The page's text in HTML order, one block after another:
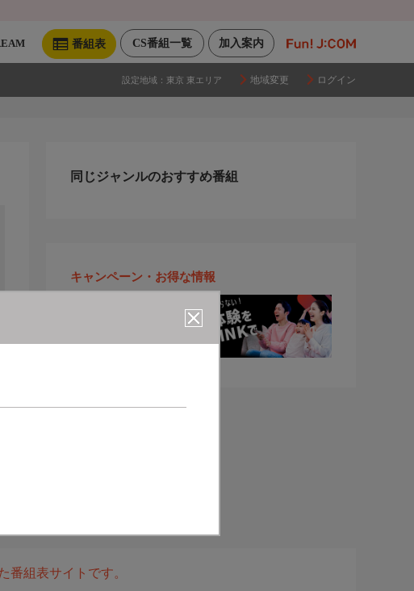
加入案内
CS番組一覧
番組表
設定地域： 東京 東エリア 地域変更 ログイン
同じジャンルのおすすめ番組
キャンペーン・お得な情報
番組表サイトです。